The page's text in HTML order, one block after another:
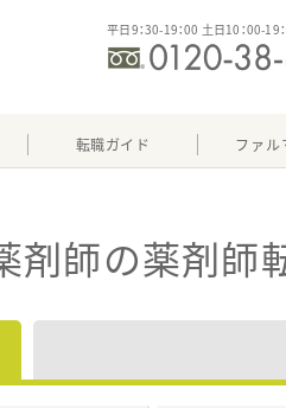
平日9：30-19：00 土日10：00-19
転職ガイド ファル
剤師の薬剤師